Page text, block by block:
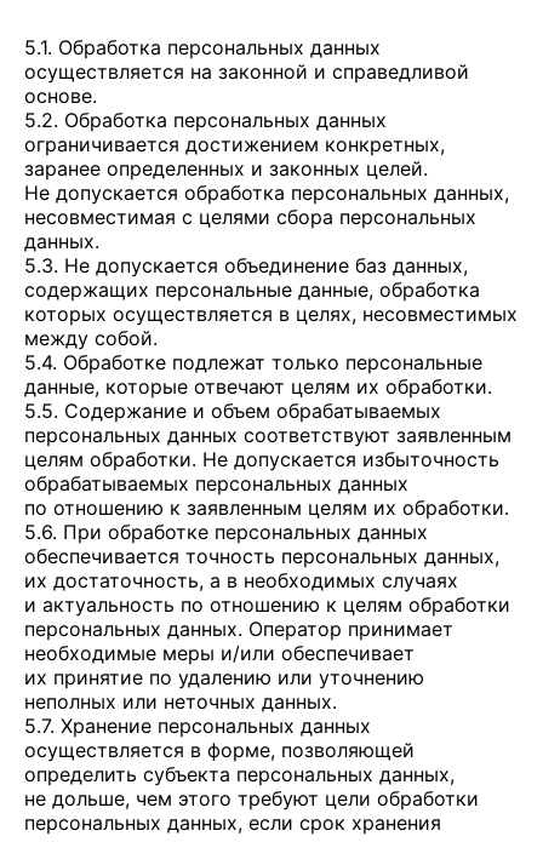
5.1. Обработка персональных данных
осуществляется на законной и справедливой
основе.
5.2. Обработка персональных данных
ограничивается достижением конкретных,
заранее определенных и законных целей.
Не допускается обработка персональных данных,
несовместимая с целями сбора персональных
данных.
5.3. Не допускается объединение баз данных,
содержащих персональные данные, обработка
которых осуществляется в целях, несовместимых
между собой.
5.4. Обработке подлежат только персональные
данные, которые отвечают целям их обработки.
5.5. Содержание и объем обрабатываемых
персональных данных соответствуют заявленным
целям обработки. Не допускается избыточность
обрабатываемых персональных данных
по отношению к заявленным целям их обработки.
5.6. При обработке персональных данных
обеспечивается точность персональных данных,
их достаточность, а в необходимых случаях
и актуальность по отношению к целям обработки
персональных данных. Оператор принимает
необходимые меры и/или обеспечивает
их принятие по удалению или уточнению
неполных или неточных данных.
5.7. Хранение персональных данных
осуществляется в форме, позволяющей
определить субъекта персональных данных,
не дольше, чем этого требуют цели обработки
персональных данных, если срок хранения